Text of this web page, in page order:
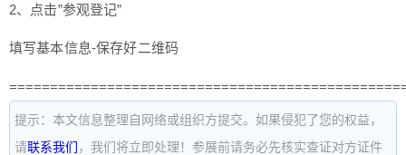
2、点击”参观登记”
填写基本信息-保存好二维码
提示：本文信息整理自网络或组织方提交。如果侵犯了您的权益，
请联系我们 ，我们将立即处理！参展前请务必先核实查证对方证件